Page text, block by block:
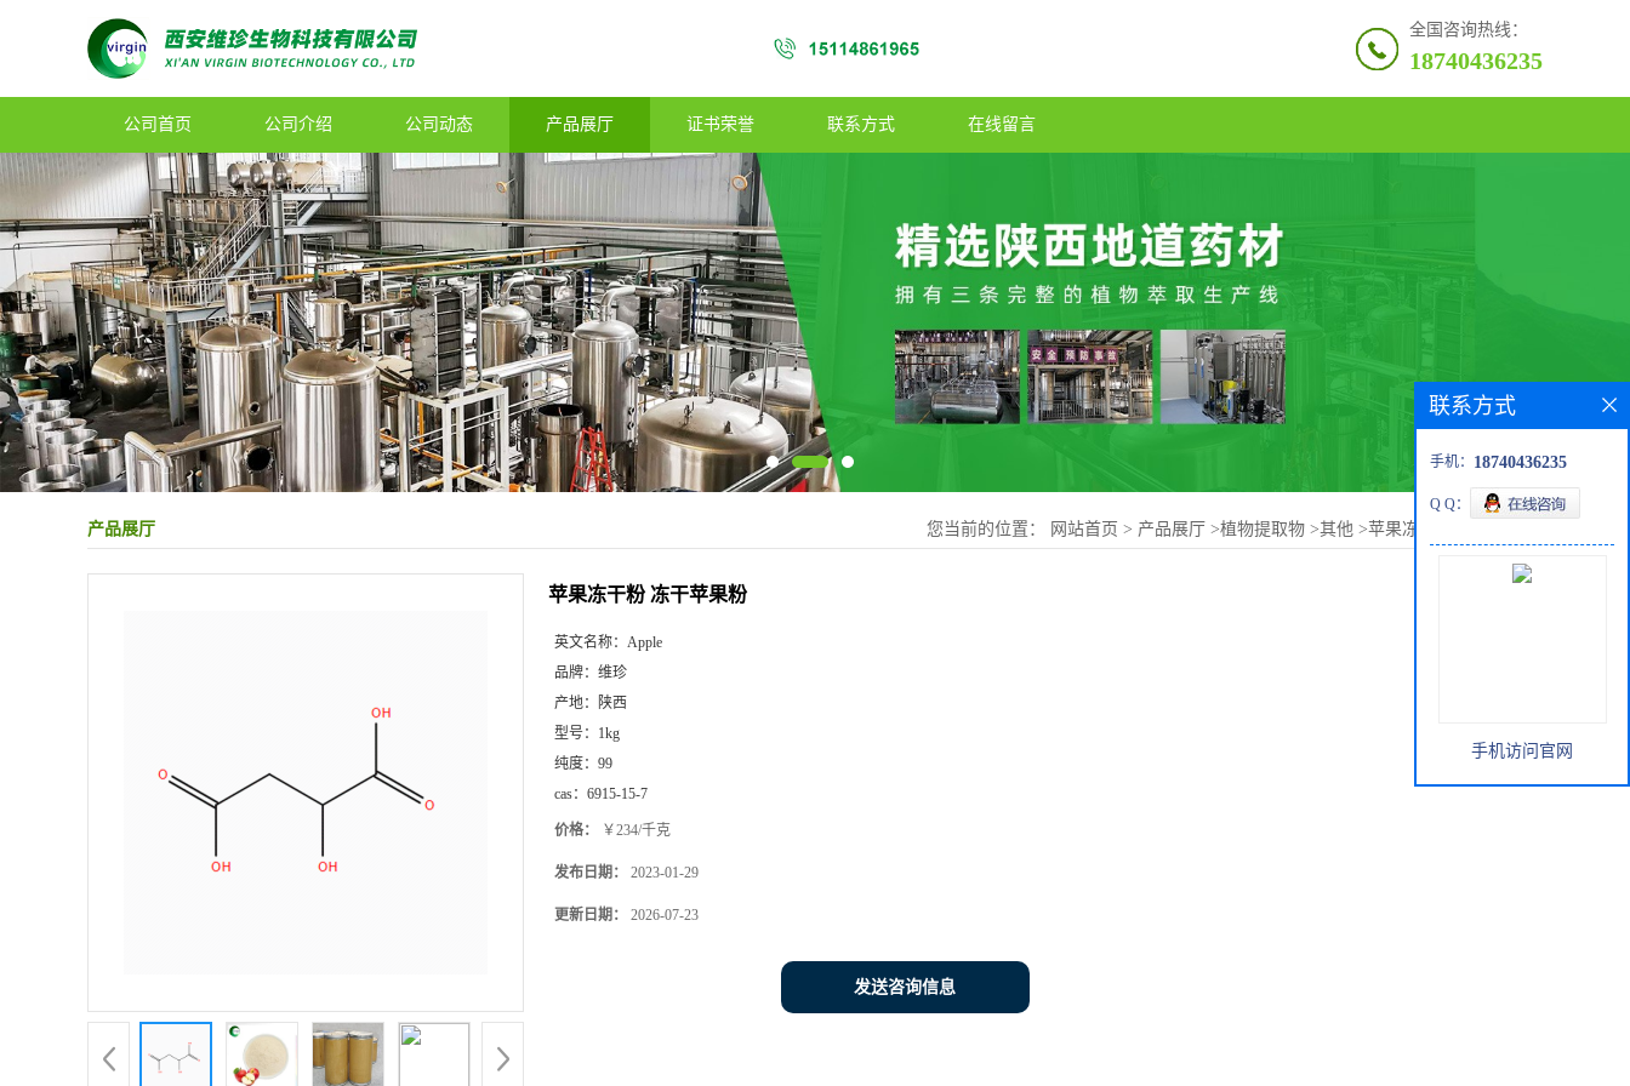
全国咨询热线：
18740436235
公司首页 公司介绍 公司动态 产品展厅 证书荣誉 联系方式 在线留言
产品展厅 您当前的位置： 网站首页 > 产品展厅 >植物提取物 >其他 >苹果冻干粉 冻干苹果粉
苹果冻干粉 冻干苹果粉
英文名称： Apple
品牌： 维珍
产地：
陕西
型号： 1kg
纯度： 99
cas： 6915-15-7
价格： ￥234/千克
发布日期： 2023-01-29
更新日期： 2026-07-23
发送咨询信息
联系方式
手机： 18740436235
Q Q：
手机访问官网